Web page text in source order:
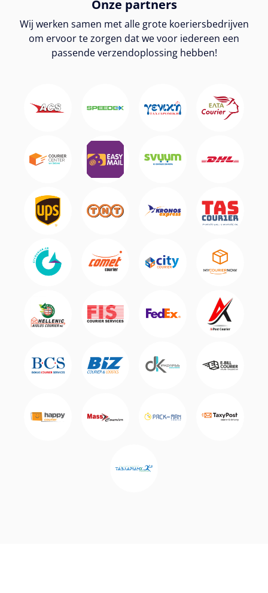
Onze partners
Wij werken samen met alle grote koeriersbedrijven
om ervoor te zorgen dat we voor iedereen een
passende verzendoplossing hebben!